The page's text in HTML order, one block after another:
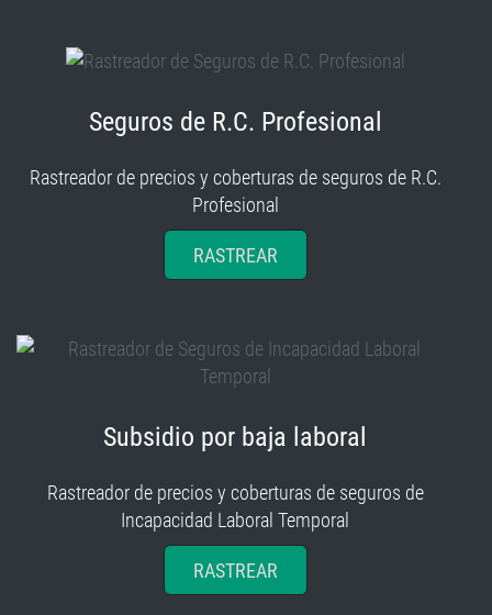
Seguros de R.C. Profesional
Rastreador de precios y coberturas de seguros de R.C.
Profesional
RASTREAR
Subsidio por baja laboral
Rastreador de precios y coberturas de seguros de
Incapacidad Laboral Temporal
RASTREAR